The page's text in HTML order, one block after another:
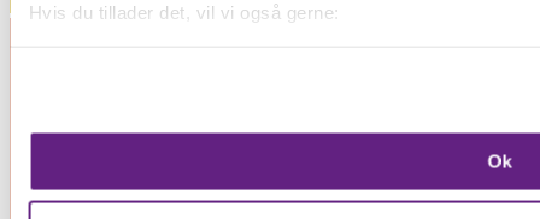
Hvis du tillader det, vil vi også gerne:
Vi bruger cookies til at forbedre brugeroplevelsen på
oplysninger om din brug af vores hjemmeside med vores
Ok